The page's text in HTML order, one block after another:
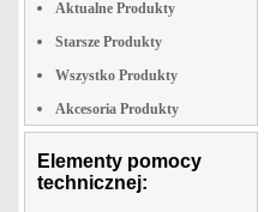
Aktualne Produkty
Starsze Produkty
Wszystko Produkty
Akcesoria Produkty
Elementy pomocy
technicznej: